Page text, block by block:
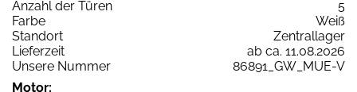
Anzahl der Türen
5
Farbe
Weiß
Standort
Zentrallager
Lieferzeit
ab ca. 11.08.2026
Unsere Nummer
86891_GW_MUE-V
Motor: